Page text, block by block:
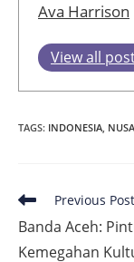
Ava Harrison
View all
TAGS: INDONESIA,
Read
articles
Previous Post
Banda Aceh:
Kemegahan